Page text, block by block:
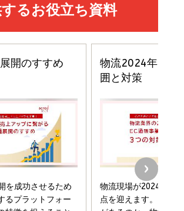
小さな会社は戦略が9割
ドリルを売るには穴を売れ
Brand Shift(ブランド・シフト): 「信頼」で選ばれ
る時代の成長戦略
￥2,420
マーケティングの真実 P&G・グリコで学んだ失敗
と成長の法則
￥2,200
anan(アンアン)2026/06/24号 No.2500増刊
スペシャルエディション[王道エンタメの矜持／
￥1,100
anan(アンアン)2026/07/08号 No.2502[2026
年後半、あなたの恋と運命／山田涼介]
￥880
ママ投資家が育休中に１億貯めた株式投資
￥1,870
組織の成果を最大化する ルールのデザイン
￥1,980
イシューからはじめよ［改訂版］――知的生産の「シンプ
ルな本質」
￥2,200
経営メモ 16年の起業家人生で得た知見
影響力の武器［新版］：人を動かす七つの原理
￥3,190
フィードバック経営 「沈黙の組織」から「高め合う
組織」へ